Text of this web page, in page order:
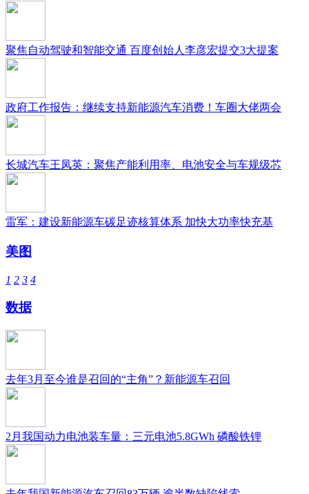
聚焦自动驾驶和智能交通 百度创始人李彦宏提交3大提案
政府工作报告：继续支持新能源汽车消费！车圈大佬两会
长城汽车王凤英：聚焦产能利用率、电池安全与车规级芯
雷军：建设新能源车碳足迹核算体系 加快大功率快充基
美图
1 2 3 4
数据
去年3月至今谁是召回的“主角”？新能源车召回
2月我国动力电池装车量：三元电池5.8GWh 磷酸铁锂